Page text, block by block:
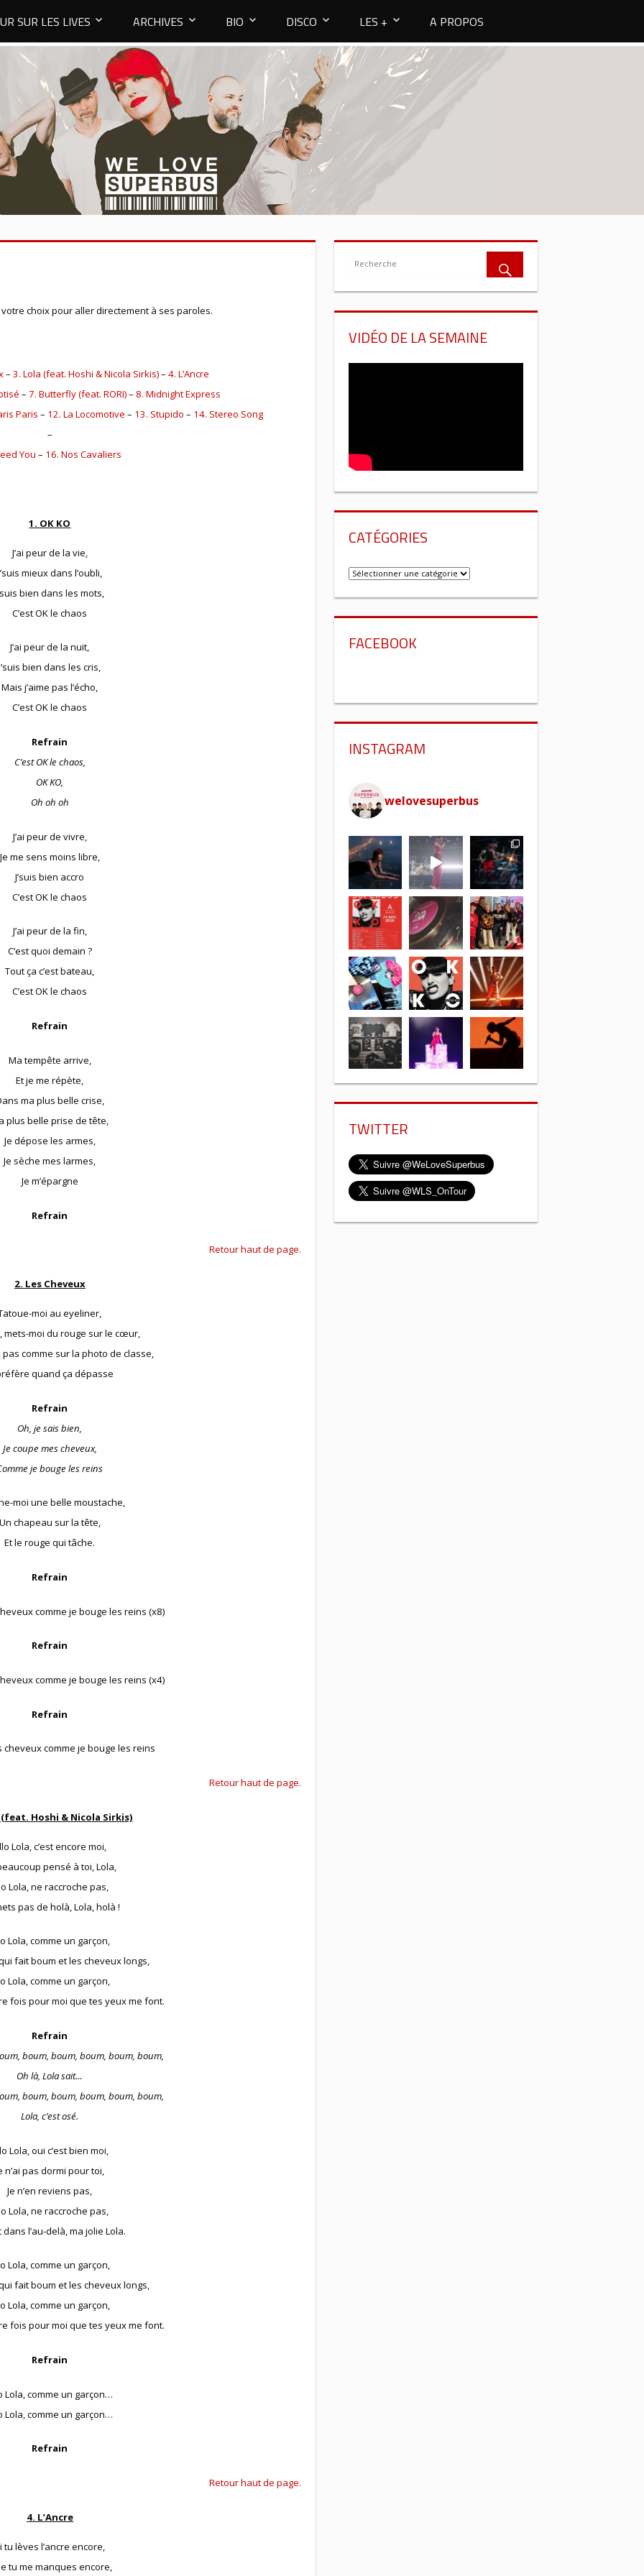
SUR LES LIVES ARCHIVES BIO DISCO LES + A PROPOS
choix pour aller directement à ses paroles.
–3. Lola (feat. Hoshi & Nicola Sirkis)–4. L’Ancre
–7. Butterfly (feat. RORI)– 8. Midnight Express
Paris – 12. La Locomotive – 13. Stupido – 14. Stereo Song
–
You – 16. Nos Cavaliers
1. OK KO
J’ai peur de la vie,
mieux dans l’oubli,
bien dans les mots,
C’est OK le chaos
J’ai peur de la nuit,
bien dans les cris,
Mais j’aime pas l’écho,
C’est OK le chaos
Refrain
C’est OK le chaos,
OK KO,
Oh oh oh
J’ai peur de vivre,
Je me sens moins libre,
J’suis bien accro
C’est OK le chaos
J’ai peur de la fin,
C’est quoi demain ?
Tout ça c’est bateau,
C’est OK le chaos
Refrain
Ma tempête arrive,
Et je me répète,
ma plus belle crise,
plus belle prise de tête,
Je dépose les armes,
Je sèche mes larmes,
Je m’épargne
Refrain
Retour haut de page.
2. Les Cheveux
moi au eyeliner,
mets-moi du rouge sur le cœur,
pas comme sur la photo de classe,
quand ça dépasse
Refrain
Oh, je sais bien,
Je coupe mes cheveux,
je bouge les reins
moi une belle moustache,
chapeau sur la tête,
Et le rouge qui tâche.
Refrain
comme je bouge les reins (x8)
Refrain
comme je bouge les reins (x4)
Refrain
cheveux comme je bouge les reins
Retour haut de page.
Hoshi & Nicola Sirkis)
Lola, c’est encore moi,
beaucoup pensé à toi, Lola,
Lola, ne raccroche pas,
pas de holà, Lola, holà !
Lola, comme un garçon,
fait boum et les cheveux longs,
Lola, comme un garçon,
fois pour moi que tes yeux me font.
Refrain
boum, boum, boum, boum, boum,
Oh là, Lola sait…
boum, boum, boum, boum, boum,
Lola, c’est osé.
Lola, oui c’est bien moi,
n’ai pas dormi pour toi,
Je n’en reviens pas,
Lola, ne raccroche pas,
dans l’au-delà, ma jolie Lola.
Lola, comme un garçon,
fait boum et les cheveux longs,
Lola, comme un garçon,
fois pour moi que tes yeux me font.
Refrain
Lola, comme un garçon…
Lola, comme un garçon…
Refrain
Retour haut de page.
4. L’Ancre
tu lèves l’ancre encore,
tu me manques encore,
VIDÉO DE LA SEMAINE
CATÉGORIES
Catégories
FACEBOOK
INSTAGRAM
welovesuperbus
TWITTER